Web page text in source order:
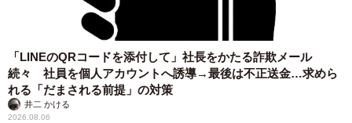
「LINEのQRコードを添付して」社長をかたる詐欺メール
続々 社員を個人アカウントへ誘導→最後は不正送金…求めら
れる「だまされる前提」の対策
井二 かける
2026.08.06